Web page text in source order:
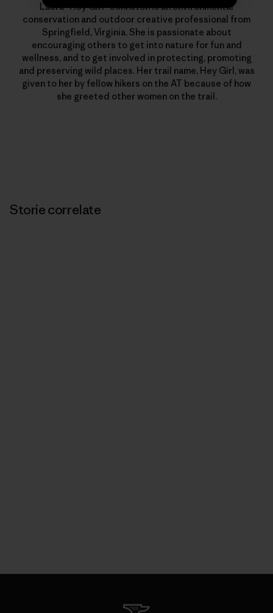
Laura “Hey Girl” Johnston is an environmental
conservation and outdoor creative professional from
Springfield, Virginia. She is passionate about
encouraging others to get into nature for fun and
wellness, and to get involved in protecting, promoting
and preserving wild places. Her trail name, Hey Girl, was
given to her by fellow hikers on the AT because of how
she greeted other women on the trail.
Storie correlate